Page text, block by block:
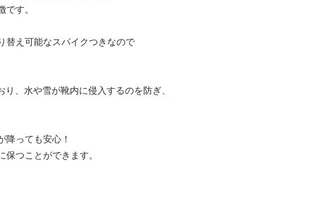
す。
替え可能なスパイクつきなので
、水や雪が靴内に侵入するのを防ぎ、
降っても安心！
つことができます。